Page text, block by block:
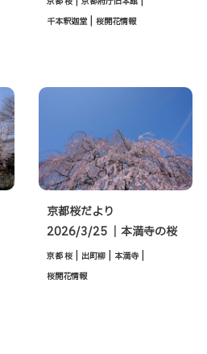
千本釈迦堂 | 桜開花情報
京都桜だより
2026/3/25 ｜本満寺の桜
京都 桜 | 出町柳 | 本満寺 |
桜開花情報